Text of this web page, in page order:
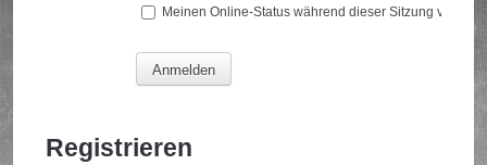
Meinen Online-Status während dieser Sitzung
Registrieren